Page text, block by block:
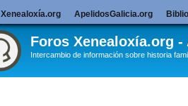
Foros Xenealoxía.org
Intercambio de información sobre historia
Xenealoxía.org ApelidosGalicia.org